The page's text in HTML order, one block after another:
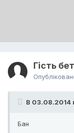
Гість
В 03.08.2014
Бан